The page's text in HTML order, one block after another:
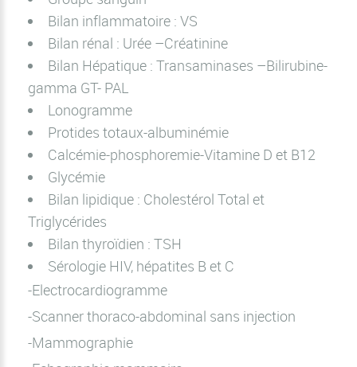
Bilan inflammatoire : VS
Bilan rénal : Urée –Créatinine
Bilan Hépatique : Transaminases –Bilirubine-
gamma GT- PAL
Lonogramme
Protides totaux-albuminémie
Calcémie-phosphoremie-Vitamine D et B12
Glycémie
Bilan lipidique : Cholestérol Total et
Triglycérides
Bilan thyroïdien : TSH
Sérologie HIV, hépatites B et C
-Electrocardiogramme
-Scanner thoraco-abdominal sans injection
-Mammographie